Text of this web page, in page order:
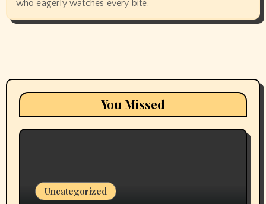
who eagerly watches every bite.
You Missed
Uncategorized